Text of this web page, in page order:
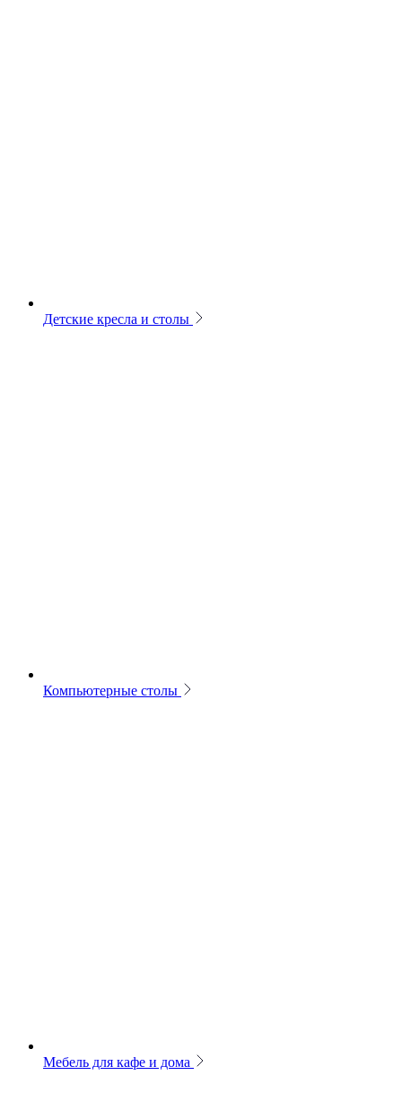
Детские кресла и столы
Компьютерные столы
Мебель для кафе и дома